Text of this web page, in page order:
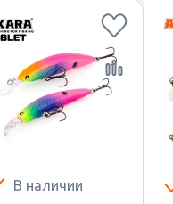
В наличии